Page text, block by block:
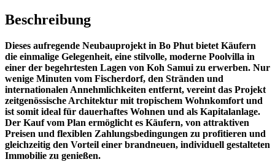
Beschreibung
Dieses aufregende Neubauprojekt in Bo Phut bietet Käufern
die einmalige Gelegenheit, eine stilvolle, moderne Poolvilla in
einer der begehrtesten Lagen von Koh Samui zu erwerben. Nur
wenige Minuten vom Fischerdorf, den Stränden und
internationalen Annehmlichkeiten entfernt, vereint das Projekt
zeitgenössische Architektur mit tropischem Wohnkomfort und
ist somit ideal für dauerhaftes Wohnen und als Kapitalanlage.
Der Kauf vom Plan ermöglicht es Käufern, von attraktiven
Preisen und flexiblen Zahlungsbedingungen zu profitieren und
gleichzeitig den Vorteil einer brandneuen, individuell gestalteten
Immobilie zu genießen.